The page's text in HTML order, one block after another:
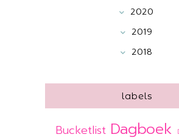
2020
2019
2018
labels
Bucketlist Dagboek